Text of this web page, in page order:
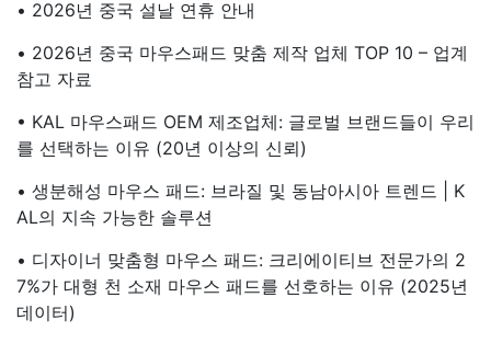
• 2026년 중국 설날 연휴 안내
• 2026년 중국 마우스패드 맞춤 제작 업체 TOP 10 – 업계
참고 자료
• KAL 마우스패드 OEM 제조업체: 글로벌 브랜드들이 우리
를 선택하는 이유 (20년 이상의 신뢰)
• 생분해성 마우스 패드: 브라질 및 동남아시아 트렌드 | K
AL의 지속 가능한 솔루션
• 디자이너 맞춤형 마우스 패드: 크리에이티브 전문가의 2
7%가 대형 천 소재 마우스 패드를 선호하는 이유 (2025년
데이터)